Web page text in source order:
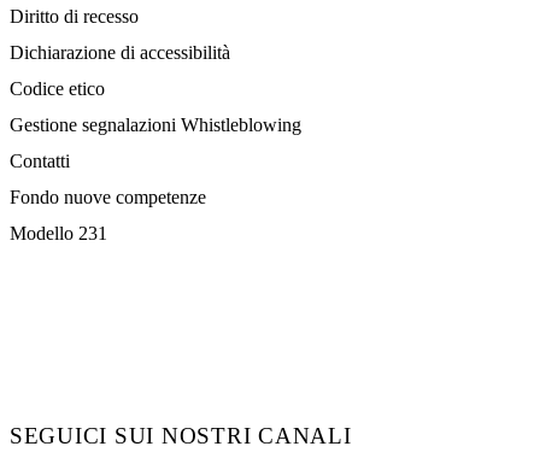
Diritto di recesso
Dichiarazione di accessibilità
Codice etico
Gestione segnalazioni Whistleblowing
Contatti
Fondo nuove competenze
Modello 231
SEGUICI SUI NOSTRI CANALI